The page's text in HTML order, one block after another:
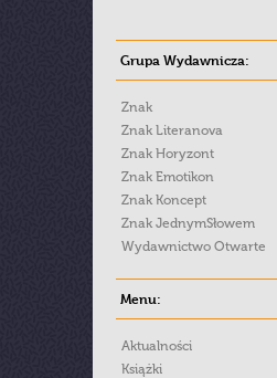
Grupa Wydawnicza:
Znak
Znak Literanova
Znak Horyzont
Znak Emotikon
Znak Koncept
Znak JednymSłowem
Wydawnictwo Otwarte
Menu:
Aktualności
Książki